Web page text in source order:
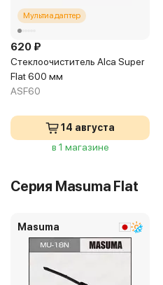
Мультиадаптер
620 ₽
Стеклоочиститель Alca Super
Flat 600 мм
ASF60
14 августа
в 1 магазине
Серия Masuma Flat
Masuma